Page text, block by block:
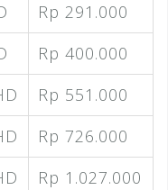
Rp 291.000
Rp 400.000
Rp 551.000
Rp 726.000
Rp 1.027.000